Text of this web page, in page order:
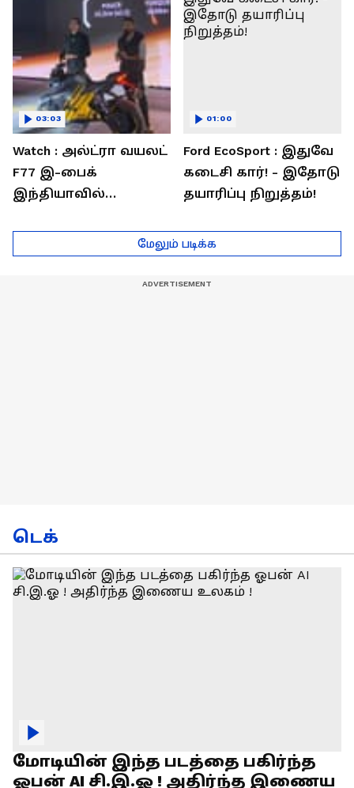
Watch : அல்ட்ரா வயலட்
F77 இ-பைக்
இந்தியாவில்
சார்ஜில் 307கி.மீ
பயணம்!
03:03
Ford EcoSport : இதுவே
கடைசி கார்! - இதோடு
தயாரிப்பு நிறுத்தம்!
01:00
மேலும் படிக்க
டெக்
மோடியின் இந்த படத்தை பகிர்ந்த
ஓபன் AI சி.இ.ஓ ! அதிர்ந்த இணைய